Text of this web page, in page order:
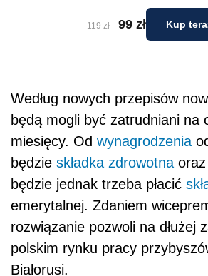
119 zł 99 zł Kup
Według nowych przepisów
będą mogli być zatrudniani na
miesięcy. Od wynagrodzenia
będzie składka zdrowotnaoraz
będzie jednak trzeba płacić
emerytalnej. Zdaniem
rozwiązanie pozwoli na dłużej
polskim rynku pracy
Białorusi.